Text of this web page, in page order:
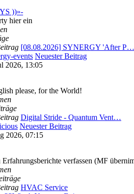
))»-
hier ein
[08.08.2026] SYNERGY 'After P…
events Neuester Beitrag
2026, 13:05
please, for the World!
Digital Stride - Quantum Vent…
Neuester Beitrag
2026, 07:15
verfassen (MF
HVAC Service